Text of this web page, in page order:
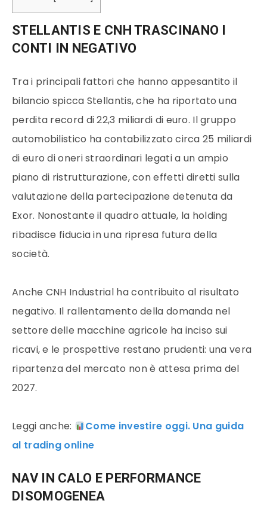
STELLANTIS E CNH TRASCINANO I
CONTI IN NEGATIVO
Tra i principali fattori che hanno appesantito il
bilancio spicca Stellantis, che ha riportato una
perdita record di 22,3 miliardi di euro. Il gruppo
automobilistico ha contabilizzato circa 25 miliardi
di euro di oneri straordinari legati a un ampio
piano di ristrutturazione, con effetti diretti sulla
valutazione della partecipazione detenuta da
Exor. Nonostante il quadro attuale, la holding
ribadisce fiducia in una ripresa futura della
società.
Anche CNH Industrial ha contribuito al risultato
negativo. Il rallentamento della domanda nel
settore delle macchine agricole ha inciso sui
ricavi, e le prospettive restano prudenti: una vera
ripartenza del mercato non è attesa prima del
2027.
Leggi anche:
Come investire oggi. Una guida
al trading online
NAV IN CALO E PERFORMANCE
DISOMOGENEA